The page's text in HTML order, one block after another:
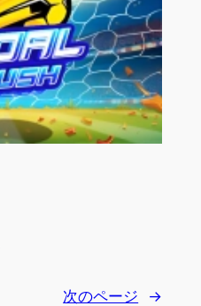
次のページ →